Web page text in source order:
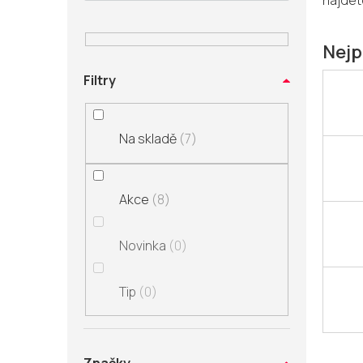
Filtry
Na skladě 7
Akce 8
Novinka 0
Tip 0